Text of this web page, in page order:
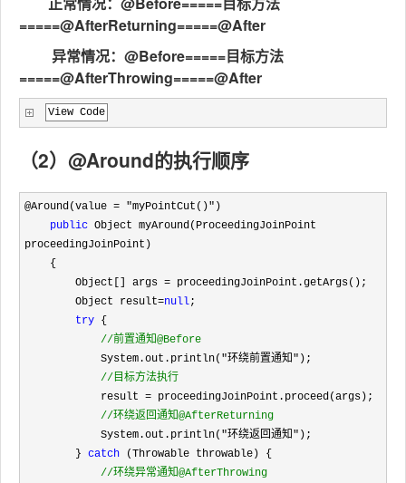
=====@AfterReturning=====@After
异常情况：@Before=====目标方法
=====@AfterThrowing=====@After
View Code
（2）@Around的执行顺序
@Around(value = "myPointCut()" )
public Object myAround(ProceedingJoinPoint
proceedingJoinPoint)
        Object[] args
= proceedingJoinPoint.getArgs();
        Object result
=null;
try {
//前置通知@Before
            System.out.println("环绕前置通知"
);
// 目标方法执行
            result =
proceedingJoinPoint.proceed(args);
//环绕返回通知@AfterReturning
            System.out.println("环绕返回通知"
);
        }
catch (Throwable throwable) {
//环绕异常通知@AfterThrowing